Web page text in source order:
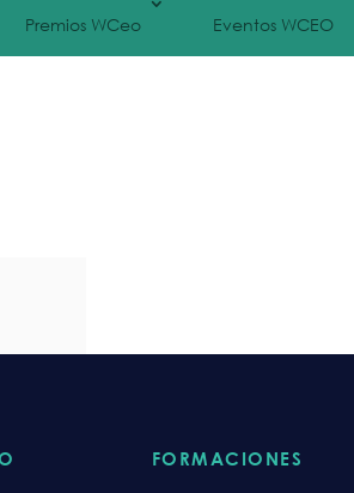
Premios WCeo Eventos WCEO
FORMACIONES